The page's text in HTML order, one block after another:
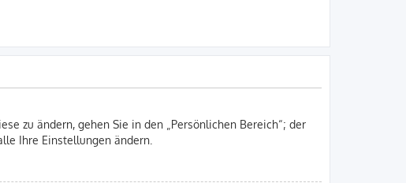
zu ändern, gehen Sie in den „Persönlichen Bereich“; der
Ihre Einstellungen ändern.